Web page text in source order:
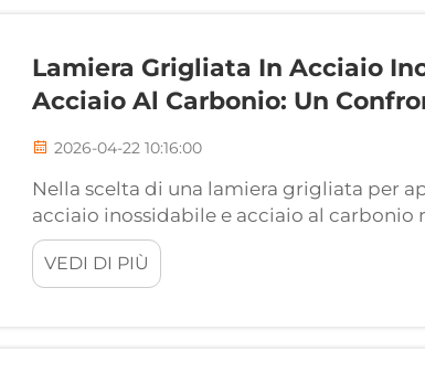
Lamiera Grigliata In Acciaio
Acciaio Al Carbonio: Un
2026-04-22 10:16:00
Nella scelta di una lamiera grigliata per
acciaio inossidabile e acciaio al
devono far fronte ingegneri e
confronto incide non solo sui costi iniziali,
VEDI DI PIÙ